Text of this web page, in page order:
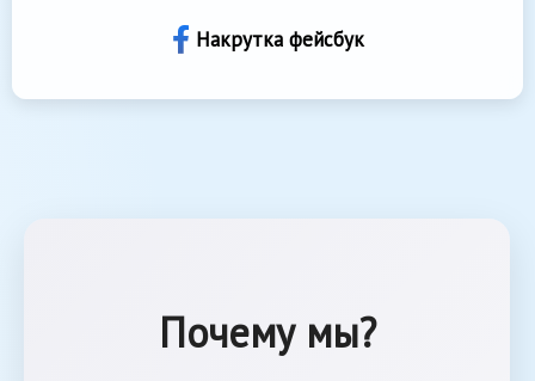
Накрутка фейсбук
Почему мы?